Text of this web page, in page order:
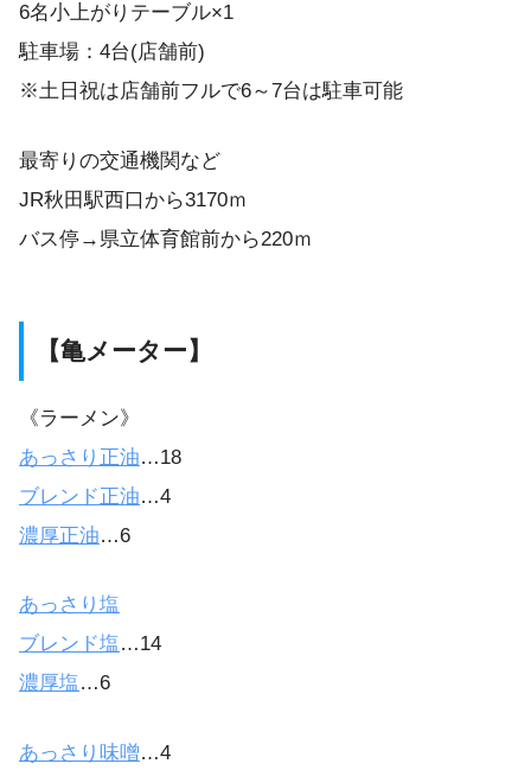
6名小上がりテーブル×1
駐車場：4台(店舗前)
※土日祝は店舗前フルで6～7台は駐車可能
最寄りの交通機関など
JR秋田駅西口から3170ｍ
バス停→県立体育館前から220ｍ
【亀メーター】
《ラーメン》
あっさり正油…18
ブレンド正油…4
濃厚正油…6
あっさり塩
ブレンド塩…14
濃厚塩…6
あっさり味噌…4